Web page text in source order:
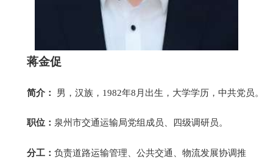
蒋金促
简介： 男，汉族，1982年8月出生，大学学历，中共党员。
职位： 泉州市交通运输局党组成员、四级调研员。
分工： 负责道路运输管理、公共交通、物流发展协调推